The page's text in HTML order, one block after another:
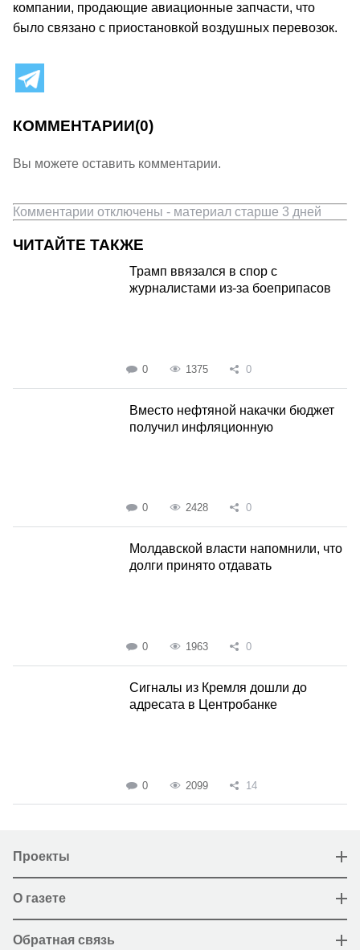
компании, продающие авиационные запчасти, что
было связано с приостановкой воздушных перевозок.
КОММЕНТАРИИ(0)
Вы можете оставить комментарии.
Комментарии отключены - материал старше 3 дней
ЧИТАЙТЕ ТАКЖЕ
Трамп ввязался в спор с
журналистами из-за боеприпасов
0 1375 0
Вместо нефтяной накачки бюджет
получил инфляционную
0 2428 0
Молдавской власти напомнили, что
долги принято отдавать
0 1963 0
Сигналы из Кремля дошли до
адресата в Центробанке
0 2099 14
Проекты
О газете
Обратная связь